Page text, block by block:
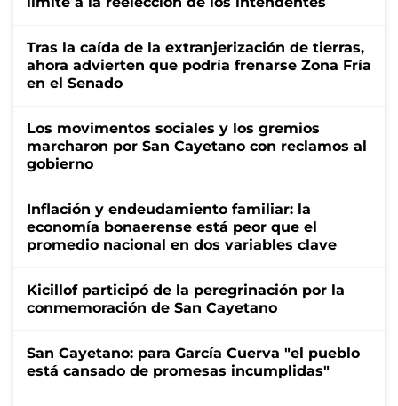
Tras la caída de la extranjerización de tierras,
ahora advierten que podría frenarse Zona Fría
en el Senado
Los movimentos sociales y los gremios
marcharon por San Cayetano con reclamos al
gobierno
Inflación y endeudamiento familiar: la
economía bonaerense está peor que el
promedio nacional en dos variables clave
Kicillof participó de la peregrinación por la
conmemoración de San Cayetano
San Cayetano: para García Cuerva "el pueblo
está cansado de promesas incumplidas"